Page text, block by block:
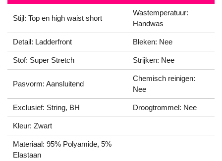
Stijl: Top en high waist short
Wastemperatuur:
Handwas
Detail: Ladderfront Bleken: Nee
Stof: Super Stretch Strijken: Nee
Pasvorm: Aansluitend
Chemisch reinigen:
Nee
Exclusief: String, BH Droogtrommel: Nee
Kleur: Zwart
Materiaal: 95% Polyamide, 5%
Elastaan